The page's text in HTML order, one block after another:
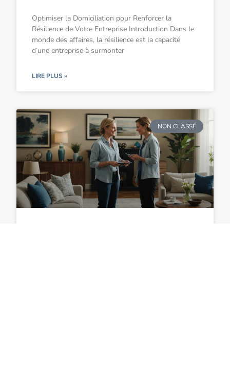
Optimiser la Domiciliation pour Renforcer la
Résilience de Votre Entreprise Introduction Dans le
monde des affaires, la résilience est la capacité
d’une entreprise à surmonter
LIRE PLUS »
NON CLASSÉ